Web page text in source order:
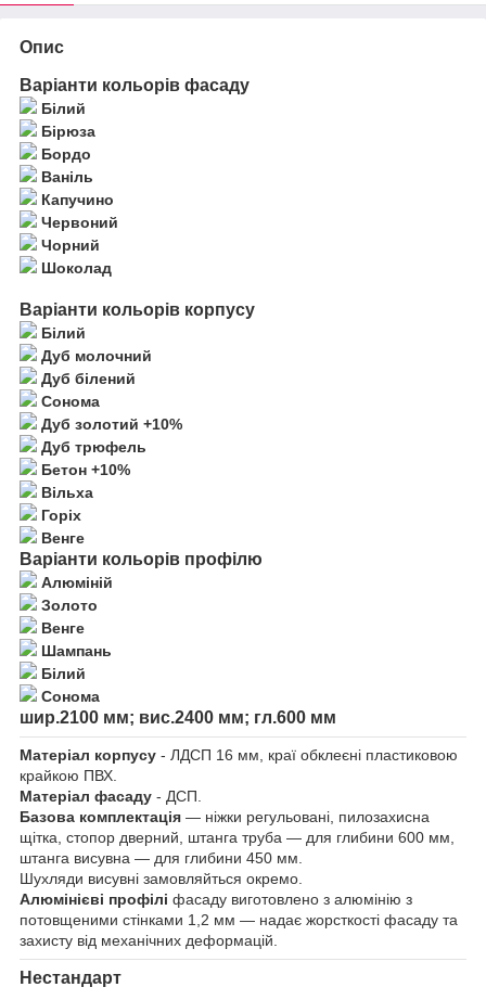
Опис
Варіанти кольорів фасаду
Білий
Бірюза
Бордо
Ваніль
Капучино
Червоний
Чорний
Шоколад
Варіанти кольорів корпусу
Білий
Дуб молочний
Дуб білений
Сонома
Дуб золотий +10%
Дуб трюфель
Бетон +10%
Вільха
Горіх
Венге
Варіанти кольорів профілю
Алюміній
Золото
Венге
Шампань
Білий
Сонома
шир.2100 мм; вис.2400 мм; гл.600 мм
Матеріал корпусу - ЛДСП 16 мм, краї обклеєні пластиковою
крайкою ПВХ.
Матеріал фасаду - ДСП.
Базова комплектація — ніжки регульовані, пилозахисна
щітка, стопор дверний, штанга труба — для глибини 600 мм,
штанга висувна — для глибини 450 мм.
Шухляди висувні замовляйться окремо.
Алюмінієві профілі фасаду виготовлено з алюмінію з
потовщеними стінками 1,2 мм — надає жорсткості фасаду та
захисту від механічних деформацій.
Нестандарт